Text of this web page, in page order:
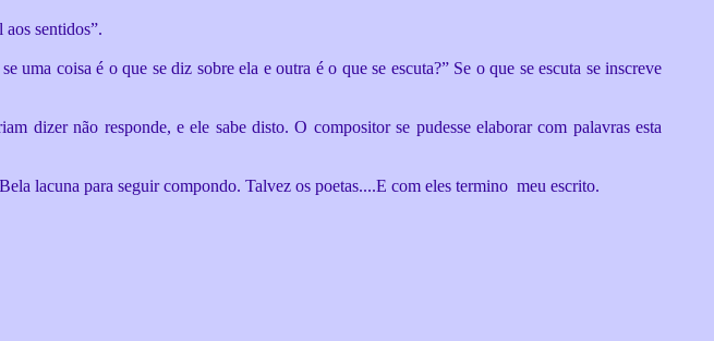
sentidos”.
coisa é o que se diz sobre ela e outra é o que se escuta?” Se o que se escuta se inscreve
dizer não responde, e ele sabe disto. O compositor se pudesse elaborar com palavras esta
lacuna para seguir compondo. Talvez os poetas....E com eles termino meu escrito.